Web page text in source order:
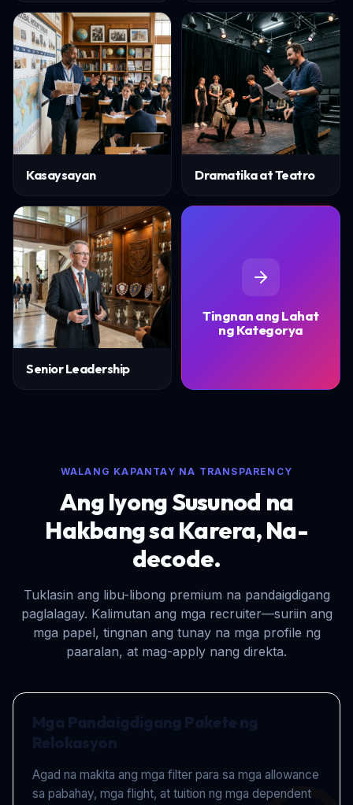
Kasaysayan Dramatika at Teatro
Senior Leadership
Tingnan ang Lahat
ng Kategorya
WALANG KAPANTAY NA TRANSPARENCY
Ang Iyong Susunod na
Hakbang sa Karera, Na-
decode.
Tuklasin ang libu-libong premium na pandaigdigang
paglalagay. Kalimutan ang mga recruiter—suriin ang
mga papel, tingnan ang tunay na mga profile ng
paaralan, at mag-apply nang direkta.
Mga Pandaigdigang Pakete ng
Relokasyon
Agad na makita ang mga filter para sa mga allowance
sa pabahay, mga flight, at tuition ng mga dependent